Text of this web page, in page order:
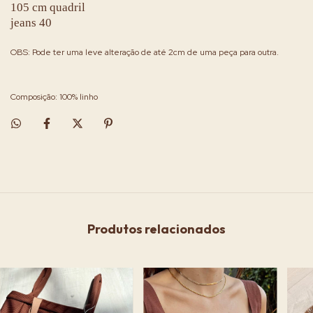
105 cm quadril
jeans 40
OBS: Pode ter uma leve alteração de até 2cm de uma peça para outra.
Composição: 100% linho
Produtos relacionados